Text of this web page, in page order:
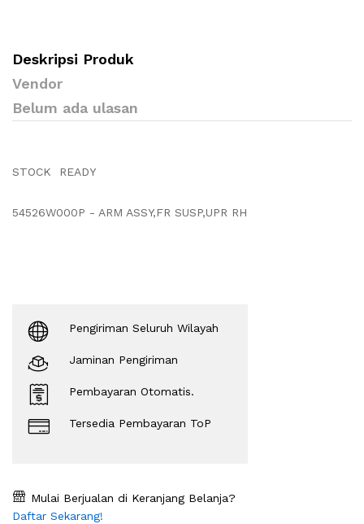
Deskripsi Produk
Vendor
Belum ada ulasan
STOCK READY
54526W000P - ARM ASSY,FR SUSP,UPR RH
Pengiriman Seluruh Wilayah
Jaminan Pengiriman
Pembayaran Otomatis.
Tersedia Pembayaran ToP
Mulai Berjualan di Keranjang Belanja?
Daftar Sekarang!